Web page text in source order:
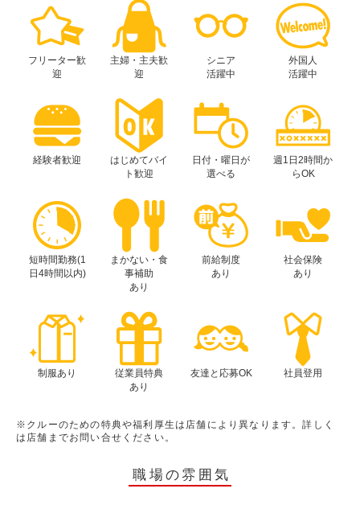
フリーター歓
迎
主婦・主夫歓
迎
シニア
活躍中
外国人
活躍中
経験者歓迎
はじめてバイ
ト歓迎
日付・曜日が
選べる
週1日2時間か
らOK
短時間勤務(1
日4時間以内)
まかない・食
事補助
あり
前給制度
あり
社会保険
あり
制服あり
従業員特典
あり
友達と応募OK 社員登用
※クルーのための特典や福利厚生は店舗により異なります。詳しく
は店舗までお問い合せください。
職場の雰囲気